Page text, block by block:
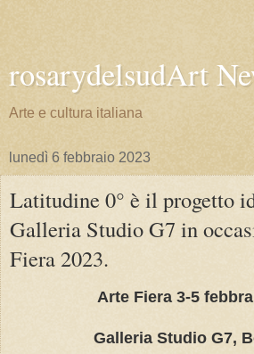
rosarydelsudArt
Arte e cultura italiana
lunedì 6 febbraio 2023
Latitudine 0° è il progetto
Galleria Studio G7 in
Fiera 2023.
Arte Fiera 3-5
Galleria Studio G7,